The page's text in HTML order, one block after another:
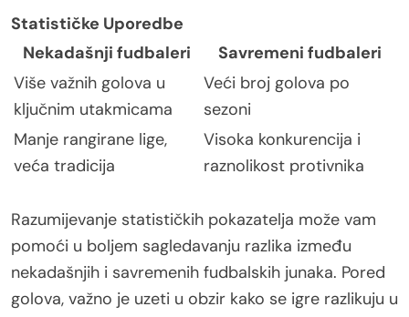
Statističke Uporedbe
Nekadašnji fudbaleri
Savremeni fudbaleri
Više važnih golova u
ključnim utakmicama
Veći broj golova po
sezoni
Manje rangirane lige,
veća tradicija
Visoka konkurencija i
raznolikost protivnika
Razumijevanje statističkih pokazatelja može vam
pomoći u boljem sagledavanju razlika između
nekadašnjih i savremenih fudbalskih junaka. Pored
golova, važno je uzeti u obzir kako se igre razlikuju u